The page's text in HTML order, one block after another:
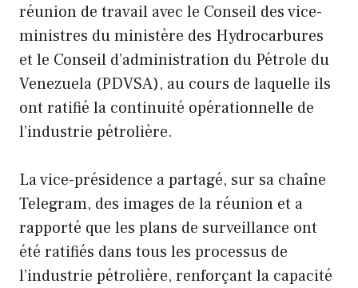
réunion de travail avec le Conseil des vice-
ministres du ministère des Hydrocarbures
et le Conseil d’administration du Pétrole du
Venezuela (PDVSA), au cours de laquelle ils
ont ratifié la continuité opérationnelle de
l’industrie pétrolière.
La vice-présidence a partagé, sur sa chaîne
Telegram, des images de la réunion et a
rapporté que les plans de surveillance ont
été ratifiés dans tous les processus de
l’industrie pétrolière, renforçant la capacité